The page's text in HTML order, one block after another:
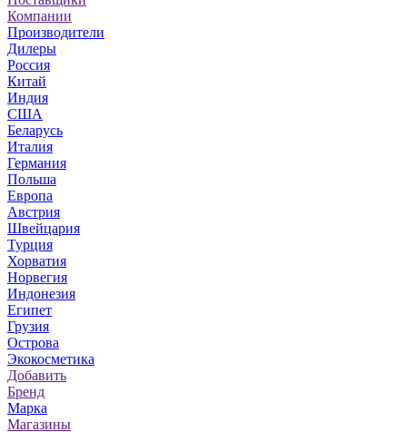
Компании
Производители
Дилеры
Россия
Китай
Индия
США
Беларусь
Италия
Германия
Польша
Европа
Австрия
Швейцария
Турция
Хорватия
Норвегия
Индонезия
Египет
Грузия
Острова
Экокосметика
Добавить
Бренд
Марка
Магазины